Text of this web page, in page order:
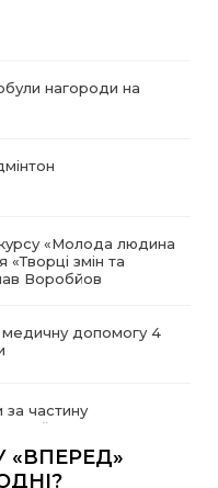
нагороди на
«Молода людина
«Творці змін та
Воробйов
медичну допомогу 4
частину
що йдеться
«ВПЕРЕД»